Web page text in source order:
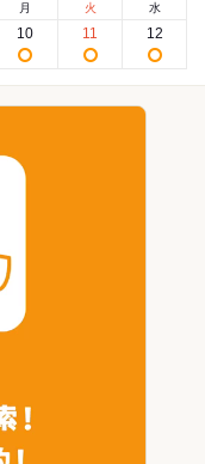
月
10
火
11
水
12